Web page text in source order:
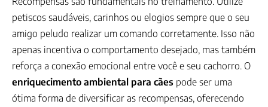
petiscos saudáveis, carinhos ou elogios sempre que o seu
amigo peludo realizar um comando corretamente. Isso não
apenas incentiva o comportamento desejado, mas também
reforça a conexão emocional entre você e seu cachorro. O
enriquecimento ambiental para cães pode ser uma
ótima forma de diversificar as recompensas, oferecendo